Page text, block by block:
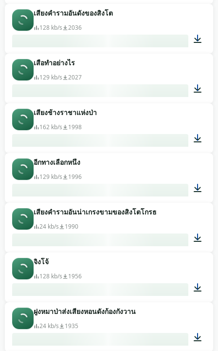
เสียงคำรามอันดังของสิงโต
128 kb/s 2036
เสือทำอย่างไร
129 kb/s 2027
เสียงช้างราชาแห่งป่า
162 kb/s 1998
อีกทางเลือกหนึ่ง
129 kb/s 1996
เสียงคำรามอันน่าเกรงขามของสิงโตโกรธ
24 kb/s 1990
จิงโจ้
128 kb/s 1956
ฝูงหมาป่าส่งเสียงหอนดังก้องกังวาน
24 kb/s 1935